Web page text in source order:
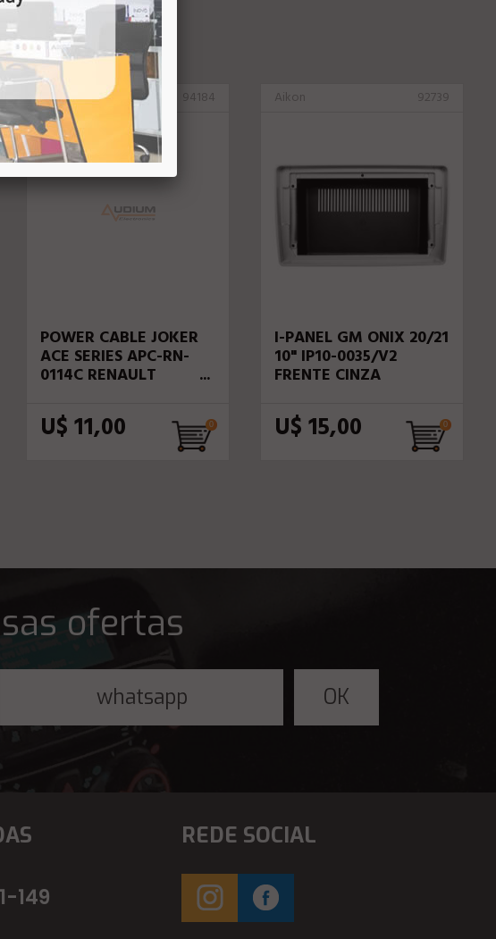
Joker 94184
POWER CABLE JOKER
ACE SERIES APC-RN-
0114C RENAULT
U$ 11,00
Aikon 92739
I-PANEL GM ONIX 20/21
10" IP10-0035/V2
FRENTE CINZA
U$ 15,00
ofertas
149
REDE SOCIAL